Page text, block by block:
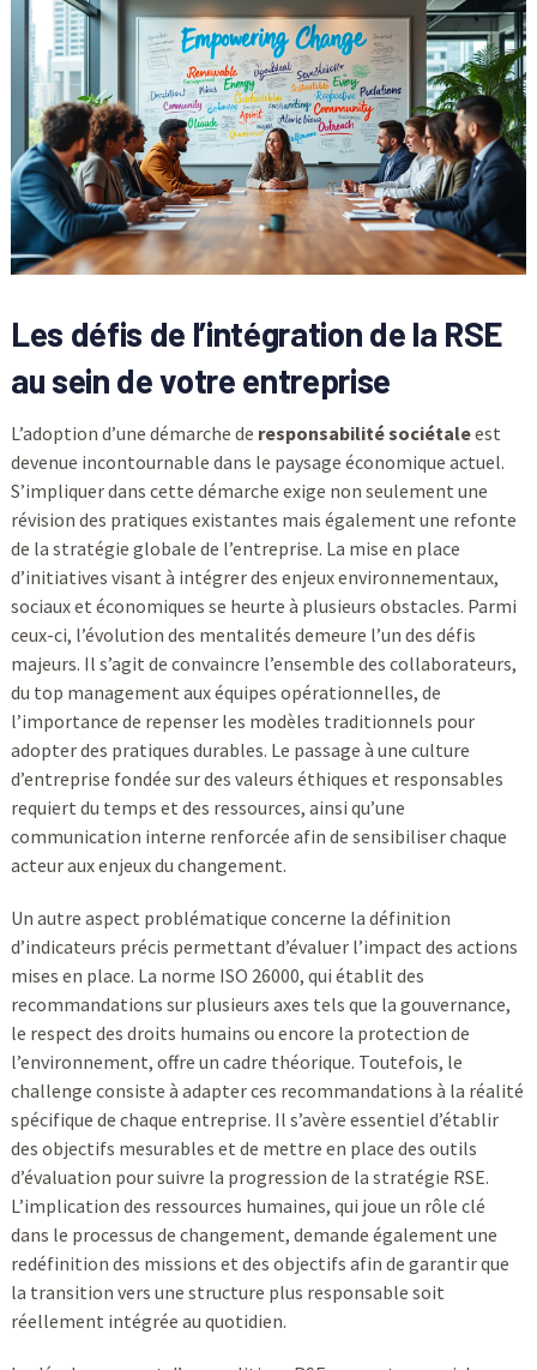
Les défis de l’intégration de la RSE
au sein de votre entreprise
L’adoption d’une démarche de responsabilité sociétaleest
devenue incontournable dans le paysage économique actuel.
S’impliquer dans cette démarche exige non seulement une
révision des pratiques existantes mais également une refonte
de la stratégie globale de l’entreprise. La mise en place
d’initiatives visant à intégrer des enjeux environnementaux,
sociaux et économiques se heurte à plusieurs obstacles. Parmi
ceux-ci, l’évolution des mentalités demeure l’un des défis
majeurs. Il s’agit de convaincre l’ensemble des collaborateurs,
du top management aux équipes opérationnelles, de
l’importance de repenser les modèles traditionnels pour
adopter des pratiques durables. Le passage à une culture
d’entreprise fondée sur des valeurs éthiques et responsables
requiert du temps et des ressources, ainsi qu’une
communication interne renforcée afin de sensibiliser chaque
acteur aux enjeux du changement.
Un autre aspect problématique concerne la définition
d’indicateurs précis permettant d’évaluer l’impact des actions
mises en place. La norme ISO 26000, qui établit des
recommandations sur plusieurs axes tels que la gouvernance,
le respect des droits humains ou encore la protection de
l’environnement, offre un cadre théorique. Toutefois, le
challenge consiste à adapter ces recommandations à la réalité
spécifique de chaque entreprise. Il s’avère essentiel d’établir
des objectifs mesurables et de mettre en place des outils
d’évaluation pour suivre la progression de la stratégie RSE.
L’implication des ressources humaines, qui joue un rôle clé
dans le processus de changement, demande également une
redéfinition des missions et des objectifs afin de garantir que
la transition vers une structure plus responsable soit
réellement intégrée au quotidien.